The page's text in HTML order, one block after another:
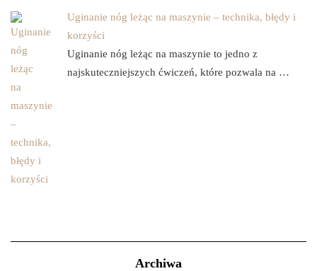
Uginanie nóg leżąc na maszynie – technika, błędy i
korzyści
Uginanie nóg leżąc na maszynie to jedno z
najskuteczniejszych ćwiczeń, które pozwala na …
Archiwa